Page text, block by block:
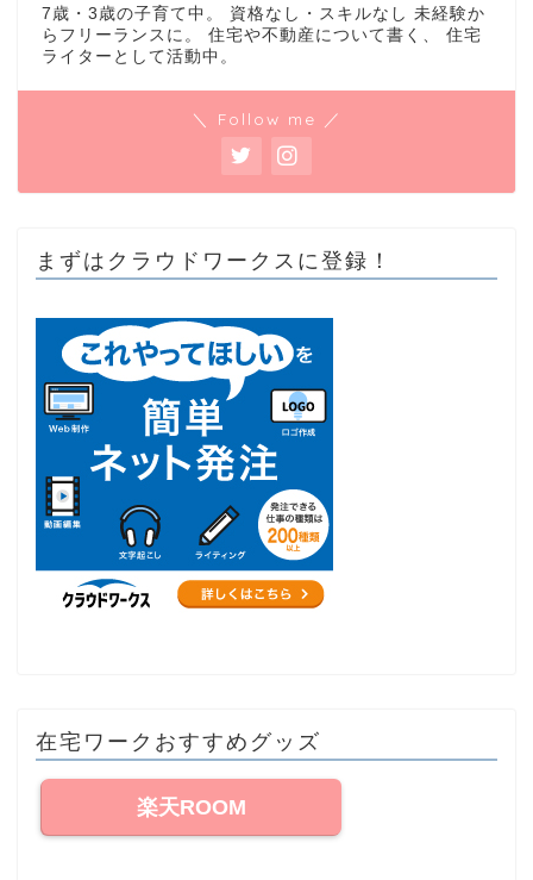
7歳・3歳の子育て中。 資格なし・スキルなし 未経験か
らフリーランスに。 住宅や不動産について書く、 住宅
ライターとして活動中。
＼ Follow me ／
まずはクラウドワークスに登録！
在宅ワークおすすめグッズ
楽天ROOM